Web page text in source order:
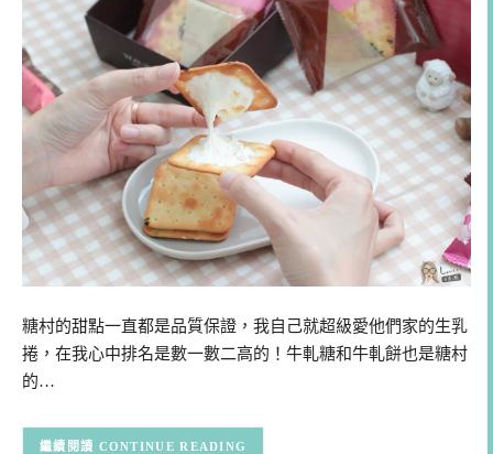
糖村的甜點一直都是品質保證，我自己就超級愛他們家的生乳
捲，在我心中排名是數一數二高的！牛軋糖和牛軋餅也是糖村
的…
CONTINUE READING